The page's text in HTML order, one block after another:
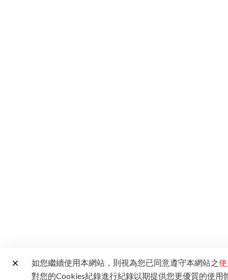
如您繼續使用本網站，則視為您已同意遵守本網站之
對您的Cookies紀錄進行紀錄以期提供您更優質的使用